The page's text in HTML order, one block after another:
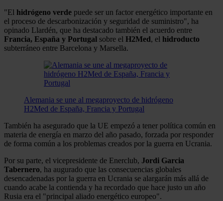
"El hidrógeno verde puede ser un factor energético importante en
el proceso de descarbonización y seguridad de suministro", ha
opinado Llardén, que ha destacado también el acuerdo entre
Francia, España y Portugal sobre el H2Med, el hidroducto
subterráneo entre Barcelona y Marsella.
Alemania se une al megaproyecto de hidrógeno
H2Med de España, Francia y Portugal
También ha asegurado que la UE empezó a tener política común en
materia de energía en marzo del año pasado, forzada por responder
de forma común a los problemas creados por la guerra en Ucrania.
Por su parte, el vicepresidente de Enerclub, Jordi Garcia
Tabernero, ha augurado que las consecuencias globales
desencadenadas por la guerra en Ucrania se alargarán más allá de
cuando acabe la contienda y ha recordado que hace justo un año
Rusia era el "principal aliado energético europeo".